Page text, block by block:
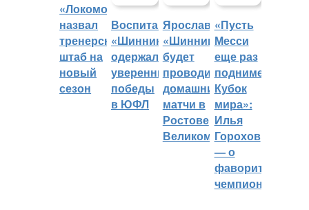
«Локомотив»
назвал
тренерский
штаб на
новый
сезон
Воспитанники
«Шинника»
одержали
уверенные
победы
в ЮФЛ
Ярославский
«Шинник»
будет
проводить
домашние
матчи в
Ростове
Великом
«Пусть
Месси
еще раз
поднимет
Кубок
мира»:
Илья
Горохов
— о
фаворитах
чемпионата